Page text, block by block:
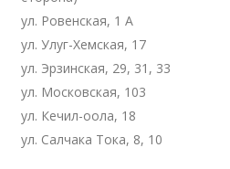
ул. Ровенская, 1 А
ул. Улуг-Хемская, 17
ул. Эрзинская, 29, 31, 33
ул. Московская, 103
ул. Кечил-оола, 18
ул. Салчака Тока, 8, 10